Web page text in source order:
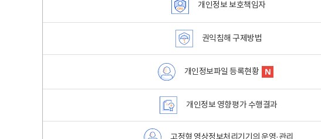
개인정보 보호책임자
권익침해 구제방법
개인정보파일 등록현황
개인정보 영향평가 수행결과